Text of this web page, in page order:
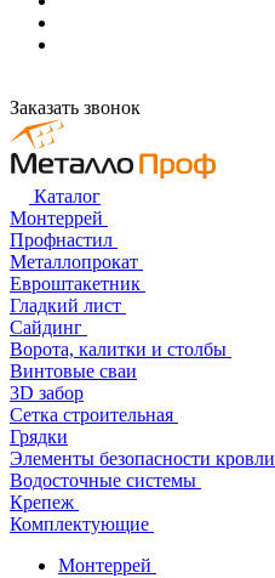
Заказать звонок
Каталог
Монтеррей
Профнастил
Металлопрокат
Евроштакетник
Гладкий лист
Сайдинг
Ворота, калитки и столбы
Винтовые сваи
3D забор
Сетка строительная
Грядки
Элементы безопасности кровли
Водосточные системы
Крепеж
Комплектующие
Монтеррей